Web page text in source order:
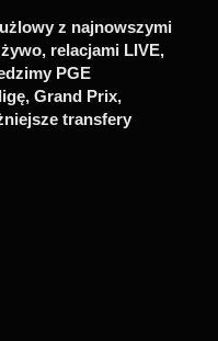
z najnowszymi
relacjami LIVE,
PGE
Grand Prix,
transfery